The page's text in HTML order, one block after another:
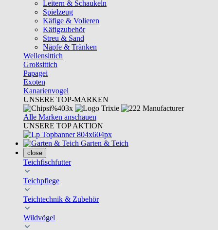
Leitern & Schaukeln
Spielzeug
Käfige & Volieren
Käfigzubehör
Streu & Sand
Näpfe & Tränken
Wellensittich
Großsittich
Papagei
Exoten
Kanarienvogel
UNSERE TOP-MARKEN
Alle Marken anschauen
UNSERE TOP AKTION
Garten & Teich
close
Teichfischfutter
Teichpflege
Teichtechnik & Zubehör
Wildvögel